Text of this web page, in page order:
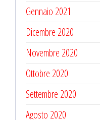
Gennaio 2021
Dicembre 2020
Novembre 2020
Ottobre 2020
Settembre 2020
Agosto 2020